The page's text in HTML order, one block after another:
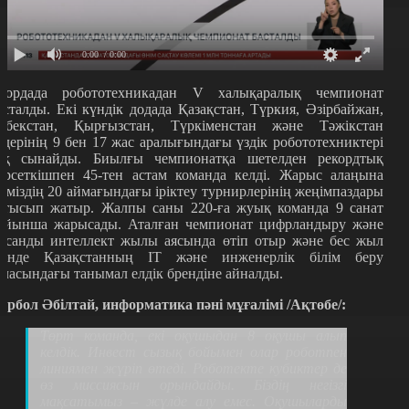
0:00 / 0:00
робототехникадан V халықаралық чемпионат
Екі күндік додада Қазақстан, Түркия, Әзірбайжан,
Қырғызстан, Түркіменстан және Тәжікстан
9 бен 17 жас аралығындағы үздік робототехниктері
сынайды. Биылғы чемпионатқа шетелден рекордтық
45-тен астам команда келді. Жарыс алаңына
20 аймағындағы іріктеу турнирлерінің жеңімпаздары
жатыр. Жалпы саны 220-ға жуық команда 9 санат
жарысады. Аталған чемпионат цифрландыру және
интеллект жылы аясында өтіп отыр және бес жыл
Қазақстанның IT және инженерлік білім беру
танымал елдік брендіне айналды.
Әбілтай, информатика пәні мұғалімі /Ақтөбе/: